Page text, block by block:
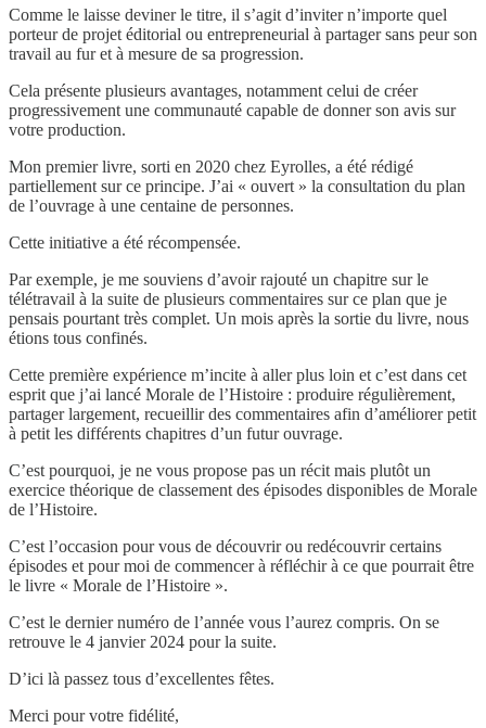
Comme le laisse deviner le titre, il s’agit d’inviter n’importe quel
porteur de projet éditorial ou entrepreneurial à partager sans peur son
travail au fur et à mesure de sa progression.
Cela présente plusieurs avantages, notamment celui de créer
progressivement une communauté capable de donner son avis sur
votre production.
Mon premier livre, sorti en 2020 chez Eyrolles, a été rédigé
partiellement sur ce principe. J’ai « ouvert » la consultation du plan
de l’ouvrage à une centaine de personnes.
Cette initiative a été récompensée.
Par exemple, je me souviens d’avoir rajouté un chapitre sur le
télétravail à la suite de plusieurs commentaires sur ce plan que je
pensais pourtant très complet. Un mois après la sortie du livre, nous
étions tous confinés.
Cette première expérience m’incite à aller plus loin et c’est dans cet
esprit que j’ai lancé Morale de l’Histoire : produire régulièrement,
partager largement, recueillir des commentaires afin d’améliorer petit
à petit les différents chapitres d’un futur ouvrage.
C’est pourquoi, je ne vous propose pas un récit mais plutôt un
exercice théorique de classement des épisodes disponibles de Morale
de l’Histoire.
C’est l’occasion pour vous de découvrir ou redécouvrir certains
épisodes et pour moi de commencer à réfléchir à ce que pourrait être
le livre « Morale de l’Histoire ».
C’est le dernier numéro de l’année vous l’aurez compris. On se
retrouve le 4 janvier 2024 pour la suite.
D’ici là passez tous d’excellentes fêtes.
Merci pour votre fidélité,